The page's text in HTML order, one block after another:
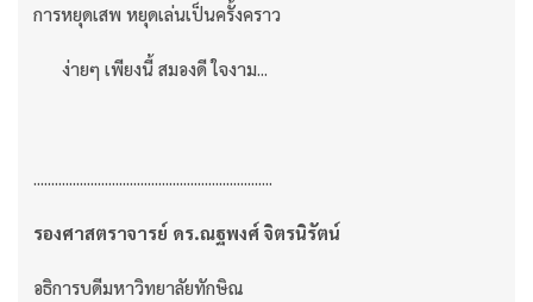
การหยุดเสพ หยุดเล่นเป็นครั้งคราว
ง่ายๆ เพียงนี้ สมองดี ใจงาม...
รองศาสตราจารย์ ดร.ณฐพงศ์ จิตรนิรัตน์
อธิการบดีมหาวิทยาลัยทักษิณ